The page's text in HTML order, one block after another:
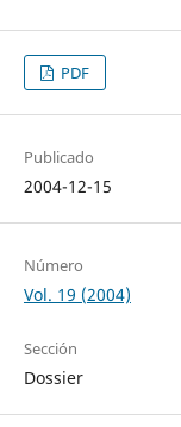
PDF
Publicado
2004-12-15
Número
Vol. 19 (2004)
Sección
Dossier